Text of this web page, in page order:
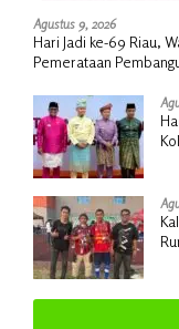
Agustus 9, 2026
Hari Jadi ke-69 Riau,
Pemerataan